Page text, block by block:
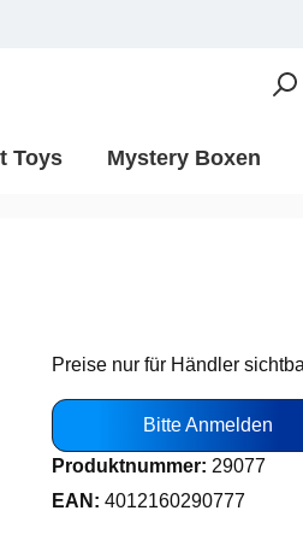
Toys Mystery Boxen
Preise nur für Händler
Bitte Anmelden
Produktnummer: 29077
EAN: 4012160290777